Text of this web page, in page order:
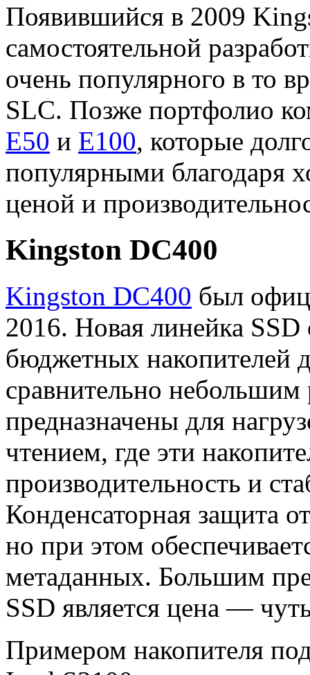
Появившийся в 2009
самостоятельной
очень популярного в то
SLC. Позже портфолио
E50 и E100, которые
популярными благодаря
ценой и
Kingston DC400
Kingston DC400 был
2016. Новая линейка SSD
бюджетных накопителей
сравнительно небольшим
предназначены для
чтением, где эти
производительность и
Конденсаторная защита
но при этом
метаданных. Большим
SSD является цена —
Примером накопителя